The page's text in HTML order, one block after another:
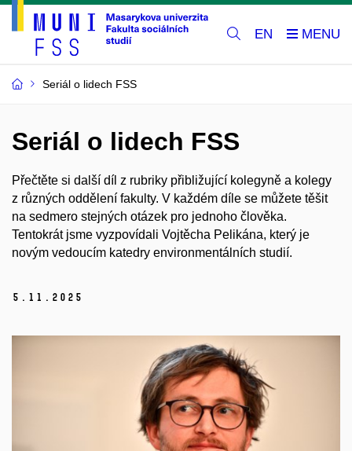
EN
Seriál o lidech FSS
Seriál o lidech FSS
Přečtěte si další díl z rubriky přibližující kolegyně a kolegy
z různých oddělení fakulty. V každém díle se můžete těšit
na sedmero stejných otázek pro jednoho člověka.
Tentokrát jsme vyzpovídali Vojtěcha Pelikána, který je
novým vedoucím katedry environmentálních studií.
5. 11. 2025